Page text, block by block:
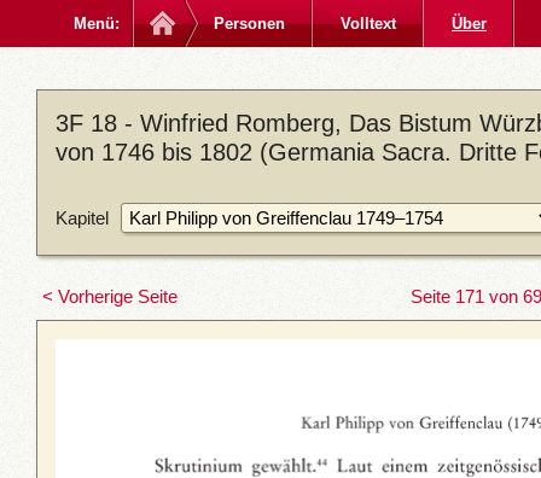
Menü: Personen Volltext Über
3F 18 - Winfried Romberg, Das Bistum
von 1746 bis 1802 (Germania Sacra. Dritte
Kapitel
< Vorherige Seite Seite 171 von